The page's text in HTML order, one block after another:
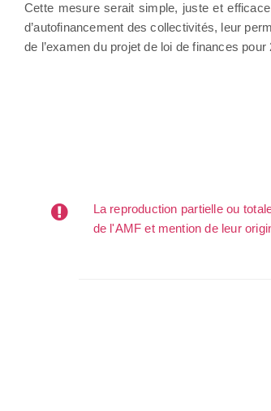
Cette mesure serait simple, juste et
d’autofinancement des collectivités, leur
de l’examen du projet de loi de finances pour
La reproduction partielle ou
de l'AMF et mention de leur